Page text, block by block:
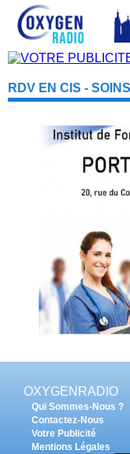
RDV EN CIS -
OXYGENRADIO
Qui Sommes-Nous ?
Contactez-Nous
Votre Publicité
Mentions Légales